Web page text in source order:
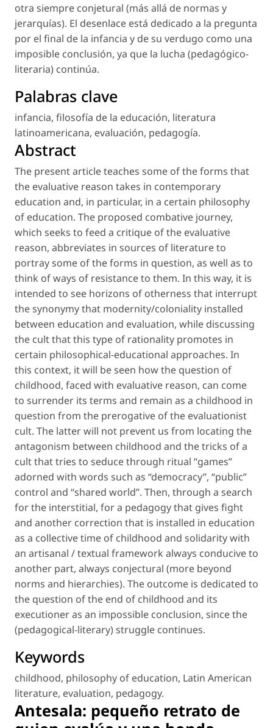
otra siempre conjetural (más allá de normas y
jerarquías). El desenlace está dedicado a la pregunta
por el final de la infancia y de su verdugo como una
imposible conclusión, ya que la lucha (pedagógico-
literaria) continúa.
Palabras clave
infancia, filosofía de la educación, literatura
latinoamericana, evaluación, pedagogía.
Abstract
The present article teaches some of the forms that
the evaluative reason takes in contemporary
education and, in particular, in a certain philosophy
of education. The proposed combative journey,
which seeks to feed a critique of the evaluative
reason, abbreviates in sources of literature to
portray some of the forms in question, as well as to
think of ways of resistance to them. In this way, it is
intended to see horizons of otherness that interrupt
the synonymy that modernity/coloniality installed
between education and evaluation, while discussing
the cult that this type of rationality promotes in
certain philosophical-educational approaches. In
this context, it will be seen how the question of
childhood, faced with evaluative reason, can come
to surrender its terms and remain as a childhood in
question from the prerogative of the evaluationist
cult. The latter will not prevent us from locating the
antagonism between childhood and the tricks of a
cult that tries to seduce through ritual “games”
adorned with words such as “democracy”, “public”
control and “shared world”. Then, through a search
for the interstitial, for a pedagogy that gives fight
and another correction that is installed in education
as a collective time of childhood and solidarity with
an artisanal / textual framework always conducive to
another part, always conjectural (more beyond
norms and hierarchies). The outcome is dedicated to
the question of the end of childhood and its
executioner as an impossible conclusion, since the
(pedagogical-literary) struggle continues.
Keywords
childhood, philosophy of education, Latin American
literature, evaluation, pedagogy.
Antesala: pequeño retrato de